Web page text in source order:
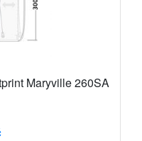
Maryville 260SA